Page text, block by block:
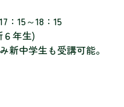
15～18：15
年生)
新中学生も受講可能。